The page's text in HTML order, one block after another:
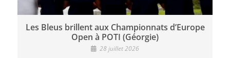
Les Bleus brillent aux Championnats d’Europe
Open à POTI (Géorgie)
28 juillet 2026